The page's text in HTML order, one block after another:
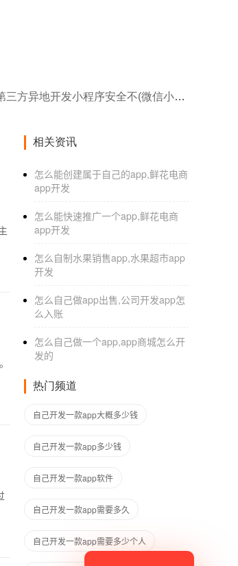
第三方异地开发小程序安全不(微信小程序和APP开发的区别)
相关资讯
怎么能创建属于自己的app,鲜花电商
app开发
怎么能快速推广一个app,鲜花电商
app开发
怎么自制水果销售app,水果超市app
开发
怎么自己做app出售,公司开发app怎
么入账
怎么自己做一个app,app商城怎么开
发的
热门频道
自己开发一款app大概多少钱
自己开发一款app多少钱
自己开发一款app软件
自己开发一款app需要多久
自己开发一款app需要多少个人